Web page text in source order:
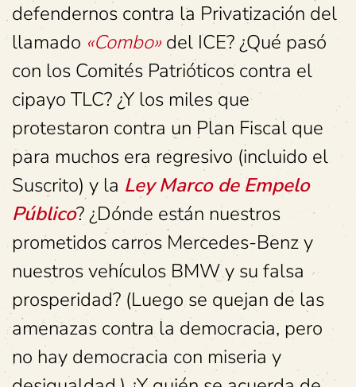
defendernos contra la Privatización del
llamado «Combo»del ICE? ¿Qué pasó
con los Comités Patrióticos contra el
cipayo TLC? ¿Y los miles que
protestaron contra un Plan Fiscal que
para muchos era regresivo (incluido el
Suscrito) y la Ley Marco de Empelo
Público? ¿Dónde están nuestros
prometidos carros Mercedes-Benz y
nuestros vehículos BMW y su falsa
prosperidad? (Luego se quejan de las
amenazas contra la democracia, pero
no hay democracia con miseria y